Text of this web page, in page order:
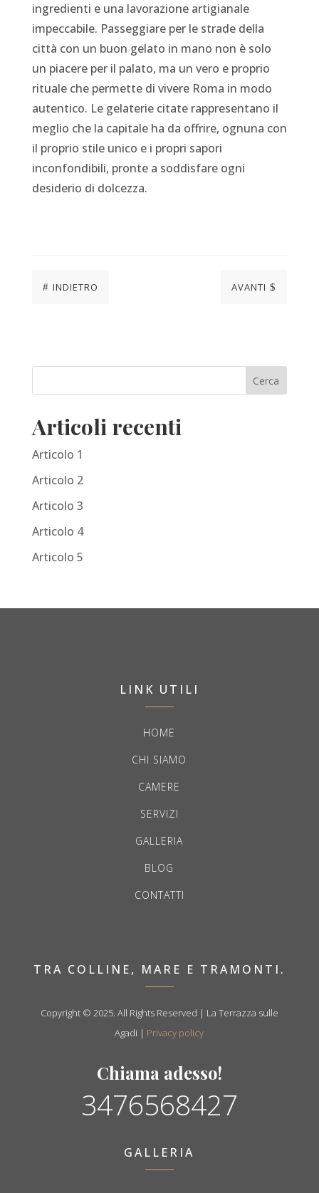
ingredienti e una lavorazione artigianale
impeccabile. Passeggiare per le strade della
città con un buon gelato in mano non è solo
un piacere per il palato, ma un vero e proprio
rituale che permette di vivere Roma in modo
autentico. Le gelaterie citate rappresentano il
meglio che la capitale ha da offrire, ognuna con
il proprio stile unico e i propri sapori
inconfondibili, pronte a soddisfare ogni
desiderio di dolcezza.
# INDIETRO AVANTI $
Articoli recenti
Articolo 1
Articolo 2
Articolo 3
Articolo 4
Articolo 5
LINK UTILI
HOME
CHI SIAMO
CAMERE
SERVIZI
GALLERIA
BLOG
CONTATTI
TRA COLLINE, MARE E TRAMONTI.
Copyright © 2025. All Rights Reserved | La Terrazza sulle
Agadi | Privacy policy
Chiama adesso!
3476568427
GALLERIA